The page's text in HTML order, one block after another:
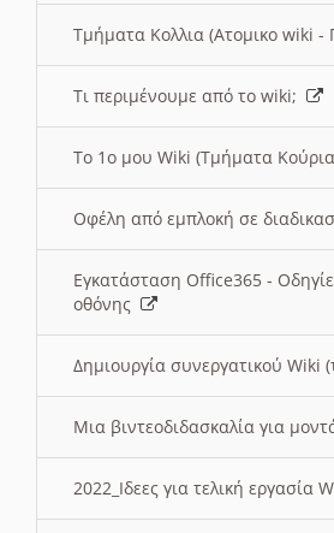
Τμήματα Κολλια (Ατομικο wiki
Τι περιμένουμε από το wiki;
Το 1ο μου Wiki (Τμήματα
Οφέλη από εμπλοκή σε
Εγκατάσταση Office365 -
οθόνης
Δημιουργία συνεργατικού Wiki
Μια βιντεοδιδασκαλία για
2022_Ιδεες για τελική εργασία